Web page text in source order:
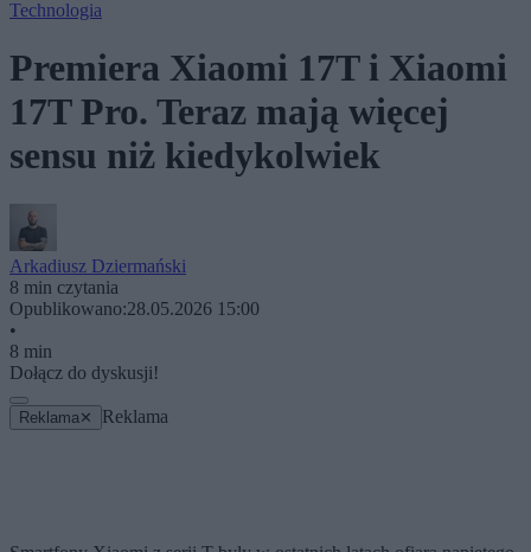
Technologia
Premiera Xiaomi 17T i Xiaomi
17T Pro. Teraz mają więcej
sensu niż kiedykolwiek
Arkadiusz Dziermański
8 min czytania
Opublikowano:28.05.2026 15:00
•
8 min
Dołącz do dyskusji!
Reklama ✕ Reklama